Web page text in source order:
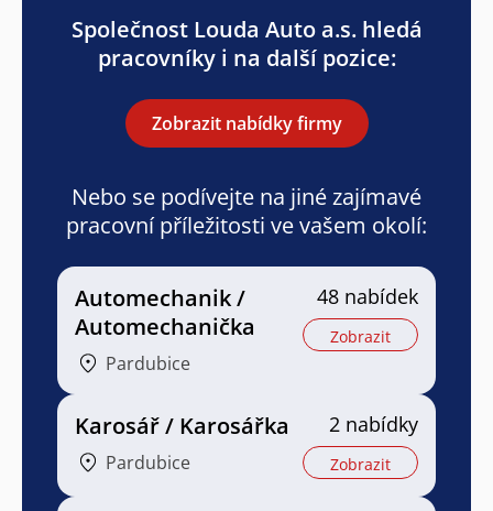
Společnost Louda Auto a.s. hledá
pracovníky i na další pozice:
Zobrazit nabídky firmy
Nebo se podívejte na jiné zajímavé
pracovní příležitosti ve vašem okolí:
Automechanik /
Automechanička
Pardubice
48 nabídek
Zobrazit
Karosář / Karosářka
Pardubice
2 nabídky
Zobrazit